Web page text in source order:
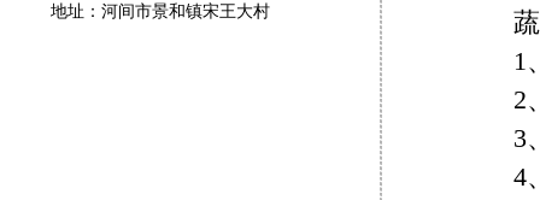
地址：河间市景和镇宋王大村
蔬菜
1、
2、
3、
4、